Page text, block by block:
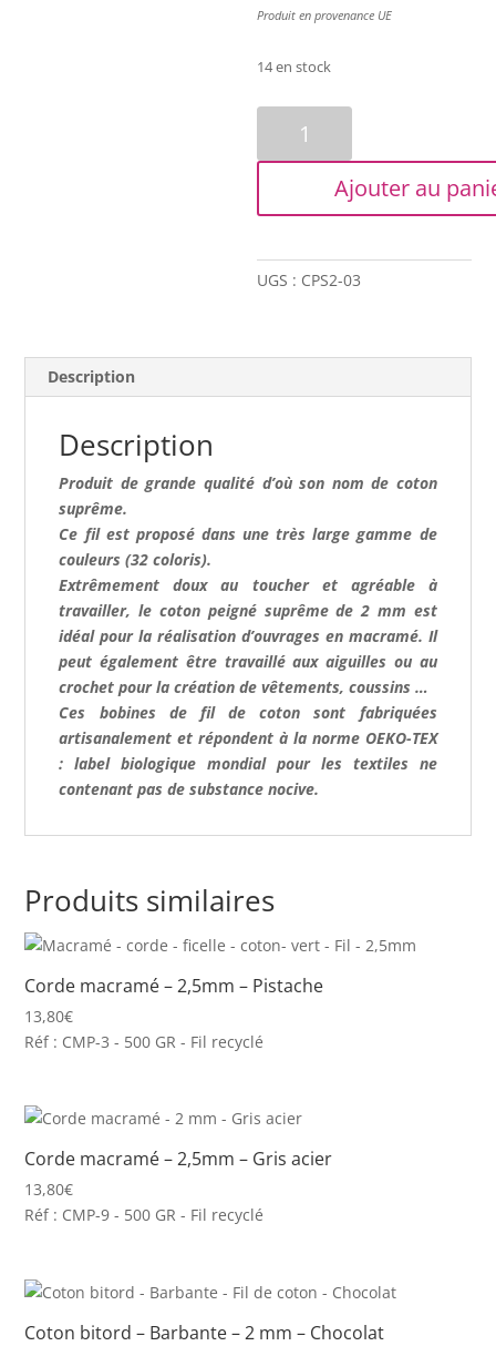
Produit en provenance UE
14 en stock
Coton
suprême
2mm
Ajouter au
UGS : CPS2-03
Description
Description
Produit de grande qualité d’où son nom de coton
suprême.
Ce fil est proposé dans une très large gamme de
couleurs (32 coloris).
Extrêmement doux au toucher et agréable à
travailler, le coton peigné suprême de 2 mm est
idéal pour la réalisation d’ouvrages en macramé. Il
peut également être travaillé aux aiguilles ou au
crochet pour la création de vêtements, coussins …
Ces bobines de fil de coton sont fabriquées
artisanalement et répondent à la norme OEKO-TEX
: label biologique mondial pour les textiles ne
contenant pas de substance nocive.
Produits similaires
Corde macramé – 2,5mm – Pistache
13,80€
Réf : CMP-3 - 500 GR - Fil recyclé
Corde macramé – 2,5mm – Gris acier
13,80€
Réf : CMP-9 - 500 GR - Fil recyclé
Coton bitord – Barbante – 2 mm – Chocolat